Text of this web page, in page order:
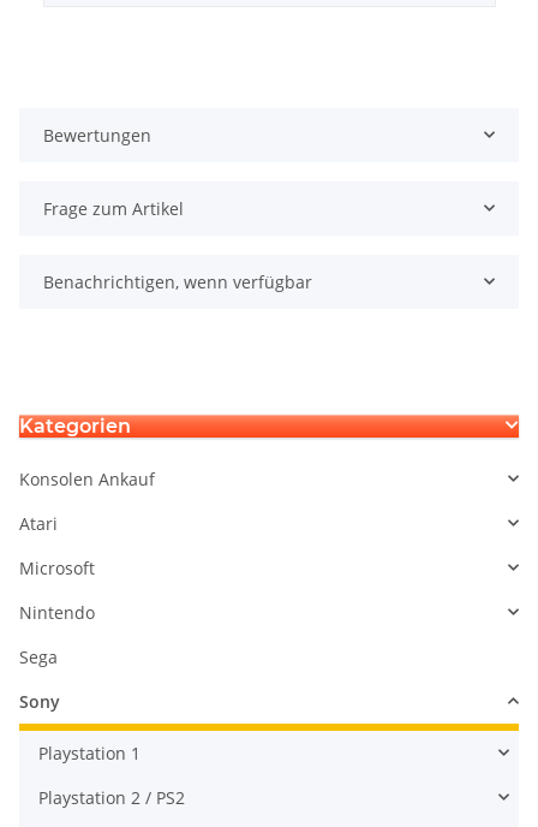
Bewertungen
Frage zum Artikel
Benachrichtigen, wenn verfügbar
Kategorien
Konsolen Ankauf
Atari
Microsoft
Nintendo
Sega
Sony
Playstation 1
Playstation 2 / PS2